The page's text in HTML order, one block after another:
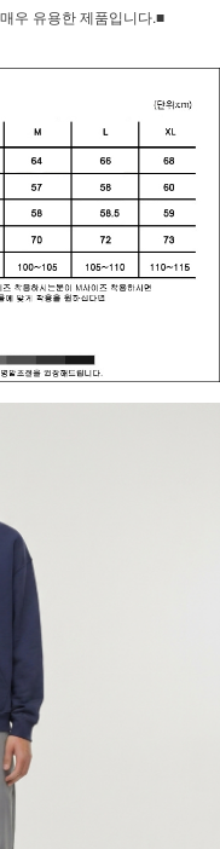
우 유용한 제품입니다.■